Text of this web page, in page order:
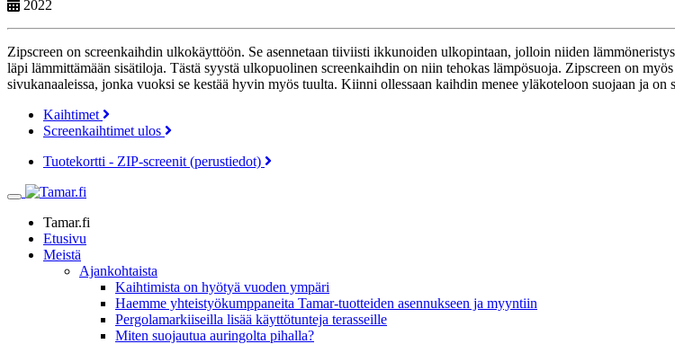
2022
Zipscreen on screenkaihdin ulkokäyttöön. Se asennetaan tiiviisti ikkunoiden ulkopintaan, jolloin niiden
läpi lämmittämään sisätiloja. Tästä syystä ulkopuolinen screenkaihdin on niin tehokas lämpösuoja. Zipscreen on
sivukanaaleissa, jonka vuoksi se kestää hyvin myös tuulta. Kiinni ollessaan kaihdin menee yläkoteloon suojaan ja
Kaihtimet
Screenkaihtimet ulos
Tuotekortti - ZIP-screenit (perustiedot)
Tamar.fi
Etusivu
Meistä
Ajankohtaista
Kaihtimista on hyötyä vuoden ympäri
Haemme yhteistyökumppaneita Tamar-tuotteiden asennukseen ja myyntiin
Pergolamarkiiseilla lisää käyttötunteja terasseille
Miten suojautua auringolta pihalla?